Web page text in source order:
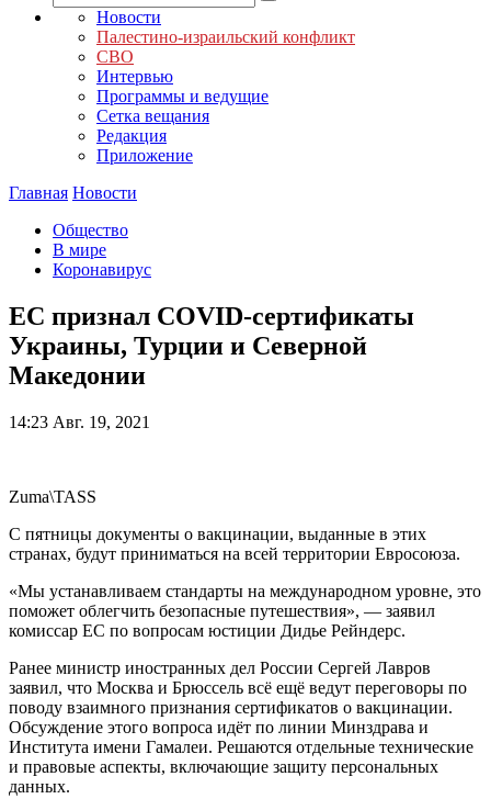
Новости
Палестино-израильский конфликт
СВО
Интервью
Программы и ведущие
Сетка вещания
Редакция
Приложение
Главная Новости
Общество
В мире
Коронавирус
ЕС признал COVID-сертификаты
Украины, Турции и Северной
Македонии
14:23 Авг. 19, 2021
Zuma\TASS
С пятницы документы о вакцинации, выданные в этих
странах, будут приниматься на всей территории Евросоюза.
«Мы устанавливаем стандарты на международном уровне, это
поможет облегчить безопасные путешествия», — заявил
комиссар ЕС по вопросам юстиции Дидье Рейндерс.
Ранее министр иностранных дел России Сергей Лавров
заявил, что Москва и Брюссель всё ещё ведут переговоры по
поводу взаимного признания сертификатов о вакцинации.
Обсуждение этого вопроса идёт по линии Минздрава и
Института имени Гамалеи. Решаются отдельные технические
и правовые аспекты, включающие защиту персональных
данных.